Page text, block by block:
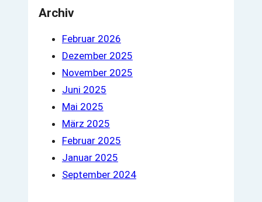
Archiv
Februar 2026
Dezember 2025
November 2025
Juni 2025
Mai 2025
März 2025
Februar 2025
Januar 2025
September 2024